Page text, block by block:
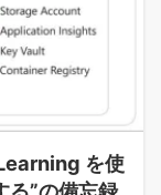
を使